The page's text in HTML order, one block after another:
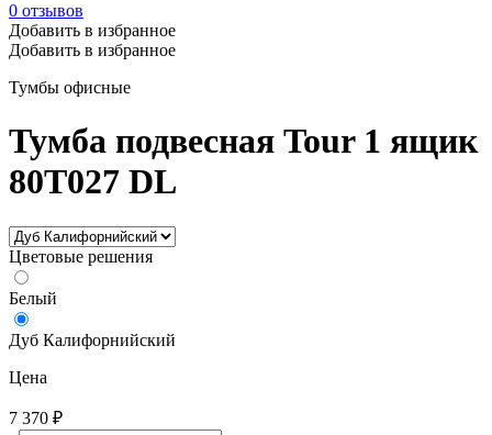
0 отзывов
Добавить в избранное
Добавить в избранное
Тумбы офисные
Тумба подвесная Tour 1 ящик
80T027 DL
Цветовые решения
Белый
Дуб Калифорнийский
Цена
7 370 ₽